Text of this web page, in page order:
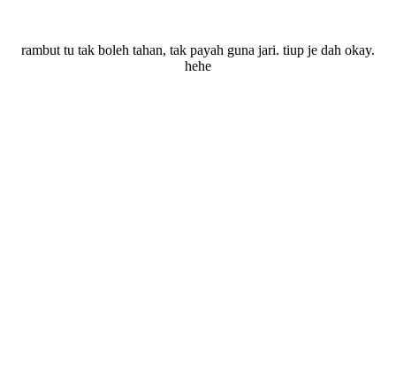
rambut tu tak boleh tahan, tak payah guna jari. tiup je dah okay.
hehe